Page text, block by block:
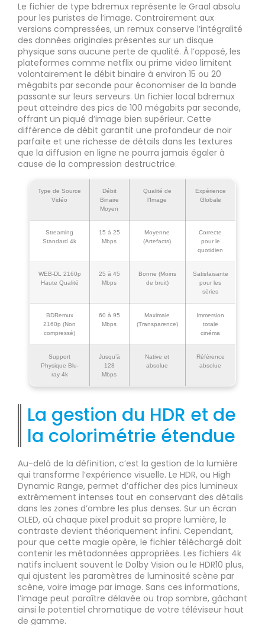
Le fichier de type bdremux représente le Graal absolu
pour les puristes de l’image. Contrairement aux
versions compressées, un remux conserve l’intégralité
des données originales présentes sur un disque
physique sans aucune perte de qualité. À l’opposé, les
plateformes comme netflix ou prime video limitent
volontairement le débit binaire à environ 15 ou 20
mégabits par seconde pour économiser de la bande
passante sur leurs serveurs. Un fichier local bdremux
peut atteindre des pics de 100 mégabits par seconde,
offrant un piqué d’image bien supérieur. Cette
différence de débit garantit une profondeur de noir
parfaite et une richesse de détails dans les textures
que la diffusion en ligne ne pourra jamais égaler à
cause de la compression destructrice.
Type de Source
Vidéo
Débit
Binaire
Moyen
Qualité de
l’Image
Expérience
Globale
Streaming
Standard 4k
15 à 25
Mbps
Moyenne
(Artefacts)
Correcte
pour le
quotidien
WEB-DL 2160p
Haute Qualité
25 à 45
Mbps
Bonne (Moins
de bruit)
Satisfaisante
pour les
séries
BDRemux
2160p (Non
compressé)
60 à 95
Mbps
Maximale
(Transparence)
Immersion
totale
cinéma
Support
Physique Blu-
ray 4k
Jusqu’à
128
Mbps
Native et
absolue
Référence
absolue
La gestion du HDR et de
la colorimétrie étendue
Au-delà de la définition, c’est la gestion de la lumière
qui transforme l’expérience visuelle. Le HDR, ou High
Dynamic Range, permet d’afficher des pics lumineux
extrêmement intenses tout en conservant des détails
dans les zones d’ombre les plus denses. Sur un écran
OLED, où chaque pixel produit sa propre lumière, le
contraste devient théoriquement infini. Cependant,
pour que cette magie opère, le fichier téléchargé doit
contenir les métadonnées appropriées. Les fichiers 4k
natifs incluent souvent le Dolby Vision ou le HDR10 plus,
qui ajustent les paramètres de luminosité scène par
scène, voire image par image. Sans ces informations,
l’image peut paraître délavée ou trop sombre, gâchant
ainsi le potentiel chromatique de votre téléviseur haut
de gamme.